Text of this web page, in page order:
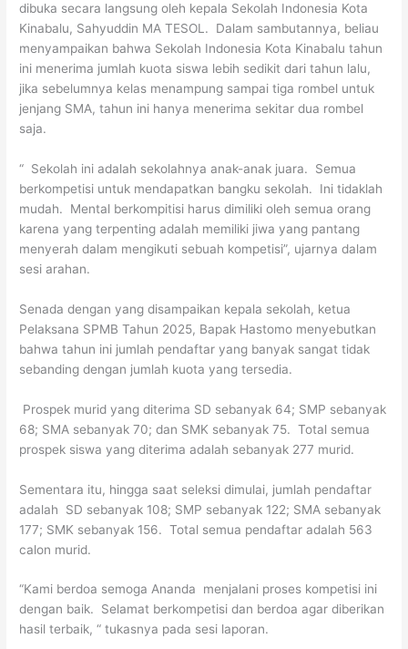
dibuka secara langsung oleh kepala Sekolah Indonesia Kota
Kinabalu, Sahyuddin MA TESOL. Dalam sambutannya, beliau
menyampaikan bahwa Sekolah Indonesia Kota Kinabalu tahun
ini menerima jumlah kuota siswa lebih sedikit dari tahun lalu,
jika sebelumnya kelas menampung sampai tiga rombel untuk
jenjang SMA, tahun ini hanya menerima sekitar dua rombel
saja.
“ Sekolah ini adalah sekolahnya anak-anak juara. Semua
berkompetisi untuk mendapatkan bangku sekolah. Ini tidaklah
mudah. Mental berkompitisi harus dimiliki oleh semua orang
karena yang terpenting adalah memiliki jiwa yang pantang
menyerah dalam mengikuti sebuah kompetisi”, ujarnya dalam
sesi arahan.
Senada dengan yang disampaikan kepala sekolah, ketua
Pelaksana SPMB Tahun 2025, Bapak Hastomo menyebutkan
bahwa tahun ini jumlah pendaftar yang banyak sangat tidak
sebanding dengan jumlah kuota yang tersedia.
Prospek murid yang diterima SD sebanyak 64; SMP sebanyak
68; SMA sebanyak 70; dan SMK sebanyak 75. Total semua
prospek siswa yang diterima adalah sebanyak 277 murid.
Sementara itu, hingga saat seleksi dimulai, jumlah pendaftar
adalah SD sebanyak 108; SMP sebanyak 122; SMA sebanyak
177; SMK sebanyak 156. Total semua pendaftar adalah 563
calon murid.
“Kami berdoa semoga Ananda menjalani proses kompetisi ini
dengan baik. Selamat berkompetisi dan berdoa agar diberikan
hasil terbaik, “ tukasnya pada sesi laporan.